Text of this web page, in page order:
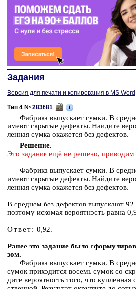
Задания
Версия для печати и копирования в MS Word
Тип 4 № 283681 i
Фаб­ри­ка вы­пус­ка­ет сумки. В
имеют скры­тые де­фек­ты. Най­ди­те
лен­ная сумка ока­жет­ся без де­фек­тов.
Ре­ше­ние.
Это за­да­ние ещё не ре­ше­но, при­во­дим
Фаб­ри­ка вы­пус­ка­ет сумки. В
имеют скры­тые де­фек­ты. Най­ди­те
лен­ная сумка ока­жет­ся без де­фек­тов.
В сред­нем без де­фек­тов вы­пус­ка­ют
по­это­му ис­ко­мая ве­ро­ят­ность равна
Ответ: 0,92.
Ранее это за­да­ние было
зом.
Фаб­ри­ка вы­пус­ка­ет сумки. В
сумок при­хо­дит­ся во­семь сумок со
ди­те ве­ро­ят­ность того, что куп­лен­ная